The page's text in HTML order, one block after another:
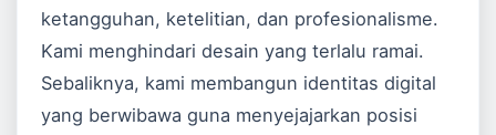
ketangguhan, ketelitian, dan profesionalisme.
Kami menghindari desain yang terlalu ramai.
Sebaliknya, kami membangun identitas digital
yang berwibawa guna menyejajarkan posisi